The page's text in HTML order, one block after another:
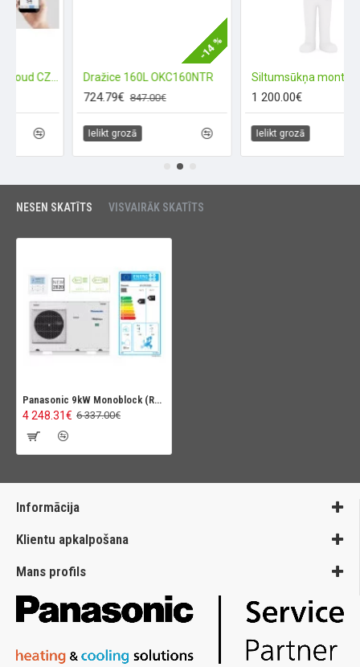
Panasonic Smart Cloud CZ-TAW1B (Wi-FI)
-14 %
Dražice 160L OKC160NTR
724.79€ 847.00€
Ielikt grozā
Siltumsūkņa montāža (M)
1 200.00€
Ielikt grozā
NESEN SKATĪTS VISVAIRĀK SKATĪTS
Panasonic 9kW Monoblock (R32) (High Perfomance)
4 248.31€ 6 337.00€
Informācija
Klientu apkalpošana
Mans profils